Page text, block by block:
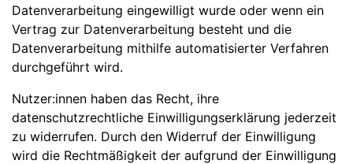
Datenverarbeitung eingewilligt wurde oder wenn ein
Vertrag zur Datenverarbeitung besteht und die
Datenverarbeitung mithilfe automatisierter Verfahren
durchgeführt wird.
Nutzer:innen haben das Recht, ihre
datenschutzrechtliche Einwilligungserklärung jederzeit
zu widerrufen. Durch den Widerruf der Einwilligung
wird die Rechtmäßigkeit der aufgrund der Einwilligung